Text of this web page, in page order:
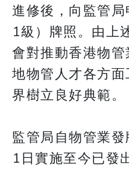
進修後，向監管
1級）牌照。由上
會對推動香港物
地物管人才各方
界樹立良好典範。
監管局自物管業
1日實施至今已發